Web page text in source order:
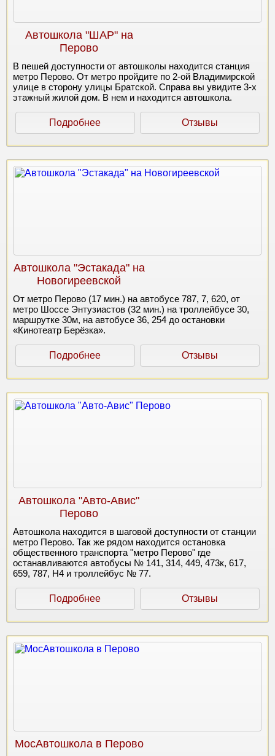
Автошкола "ШАР" на
Перово
В пешей доступности от автошколы находится станция
метро Перово. От метро пройдите по 2-ой Владимирской
улице в сторону улицы Братской. Справа вы увидите 3-х
этажный жилой дом. В нем и находится автошкола.
Подробнее Отзывы
Автошкола "Эстакада" на
Новогиреевской
От метро Перово (17 мин.) на автобусе 787, 7, 620, от
метро Шоссе Энтузиастов (32 мин.) на троллейбусе 30,
маршрутке 30м, на автобусе 36, 254 до остановки
«Кинотеатр Берёзка».
Подробнее Отзывы
Автошкола "Авто-Авис"
Перово
Автошкола находится в шаговой доступности от станции
метро Перово. Так же рядом находится остановка
общественного транспорта "метро Перово" где
останавливаются автобусы № 141, 314, 449, 473к, 617,
659, 787, Н4 и троллейбус № 77.
Подробнее Отзывы
МосАвтошкола в Перово